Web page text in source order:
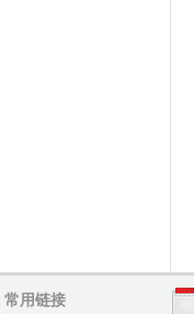
常用链接